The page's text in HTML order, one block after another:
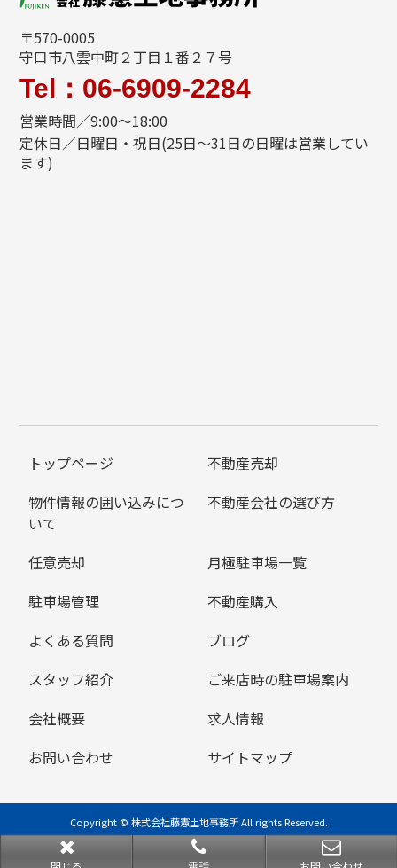
〒570-0005
守口市八雲中町２丁目１番２７号
Tel：06-6909-2284
営業時間／9:00～18:00
定休日／日曜日・祝日(25日～31日の日曜は営業してい
ます)
トップページ
不動産売却
物件情報の囲い込みにつ
いて
不動産会社の選び方
任意売却
月極駐車場一覧
駐車場管理
不動産購入
よくある質問
ブログ
スタッフ紹介
ご来店時の駐車場案内
会社概要
求人情報
お問い合わせ
サイトマップ
Copyright © 株式会社藤憲土地事務所 All rights Reserved.
powered by 不動産クラウドオフィス